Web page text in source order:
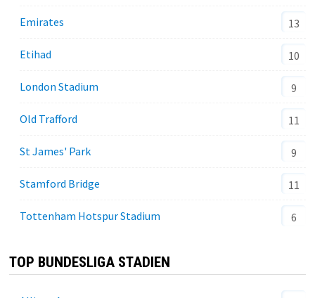
Emirates 13
Etihad 10
London Stadium 9
Old Trafford 11
St James' Park 9
Stamford Bridge 11
Tottenham Hotspur Stadium 6
TOP BUNDESLIGA STADIEN